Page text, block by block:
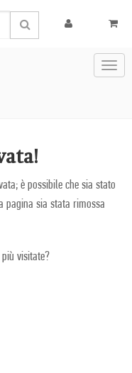
è possibile che sia stato
pagina sia stata rimossa
visitate?